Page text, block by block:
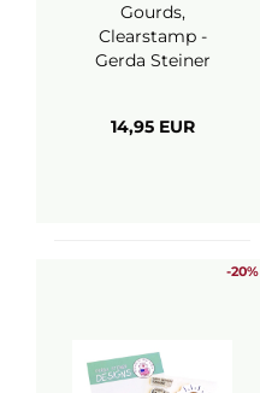
Gourds,
Clearstamp -
Gerda Steiner
14,95 EUR
-20%